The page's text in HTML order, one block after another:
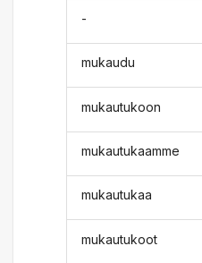
-
mukaudu
mukautukoon
mukautukaamme
mukautukaa
mukautukoot